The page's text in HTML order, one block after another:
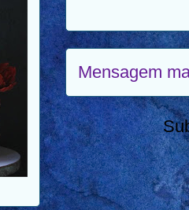
Mensagem